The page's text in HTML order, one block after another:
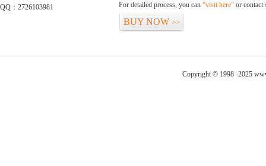
QQ：2726103981
For detailed process, you can “visit here” or contact
BUY NOW >>
Copyright © 1998 -2025